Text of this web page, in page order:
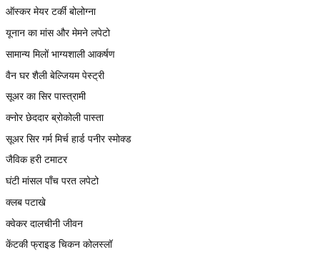
ऑस्कर मेयर टर्की बोलोग्ना
यूनान का मांस और मेमने लपेटो
सामान्य मिलों भाग्यशाली आकर्षण
वैन घर शैली बेल्जियम पेस्ट्री
सूअर का सिर पास्त्रामी
क्नोर छेददार ब्रोकोली पास्ता
सूअर सिर गर्म मिर्च हार्ड पनीर स्मोक्ड
जैविक हरी टमाटर
घंटी मांसल पाँच परत लपेटो
क्लब पटाखे
क्वेकर दालचीनी जीवन
केंटकी फ्राइड चिकन कोलस्लॉ